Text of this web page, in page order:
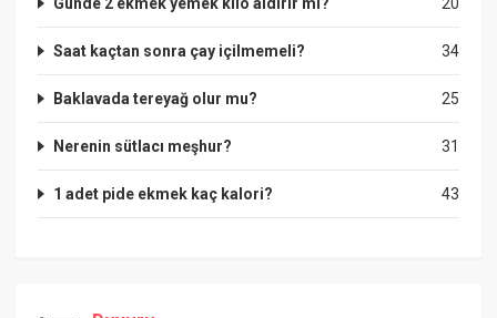
34
Saat kaçtan sonra çay içilmemeli?
25
Baklavada tereyağ olur mu?
31
Nerenin sütlacı meşhur?
43
1 adet pide ekmek kaç kalori?